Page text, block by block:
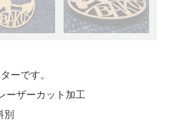
ーです。
ーザーカット加工